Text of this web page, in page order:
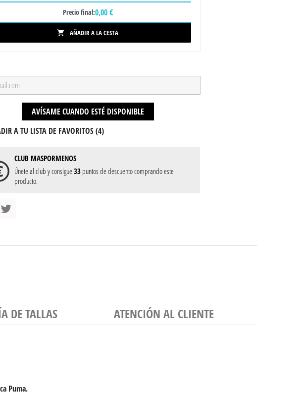
Precio final:0,00 €
 AÑADIR A LA CESTA
AVÍSAME CUANDO ESTÉ DISPONIBLE
A TU LISTA DE FAVORITOS (4)
CLUB MASPORMENOS
Únete al club y consigue33puntos de descuento comprando este
producto.
DE TALLAS ATENCIÓN AL CLIENTE
Puma.